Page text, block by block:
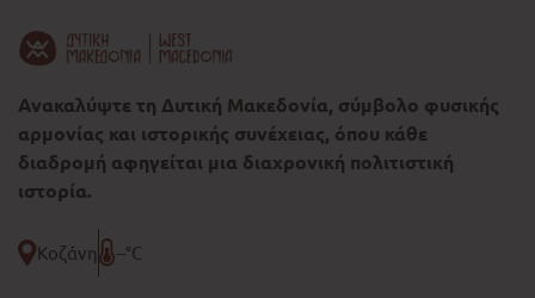
Ανακαλύψτε τη Δυτική Μακεδονία, σύμβολο φυσικής
αρμονίας και ιστορικής συνέχειας, όπου κάθε
διαδρομή αφηγείται μια διαχρονική πολιτιστική
ιστορία.
Κοζάνη --°C